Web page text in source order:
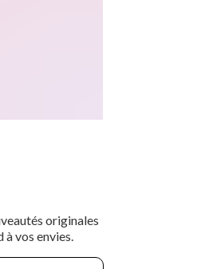
originales
vos envies.